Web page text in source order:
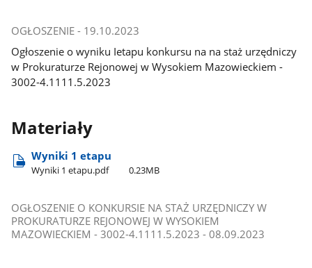
OGŁOSZENIE - 19.10.2023
Ogłoszenie o wyniku Ietapu konkursu na na staż urzędniczy
w Prokuraturze Rejonowej w Wysokiem Mazowieckiem -
3002-4.1111.5.2023
Materiały
Wyniki 1 etapu
Wyniki 1 etapu.pdf 0.23MB
OGŁOSZENIE O KONKURSIE NA STAŻ URZĘDNICZY W
PROKURATURZE REJONOWEJ W WYSOKIEM
MAZOWIECKIEM - 3002-4.1111.5.2023 - 08.09.2023